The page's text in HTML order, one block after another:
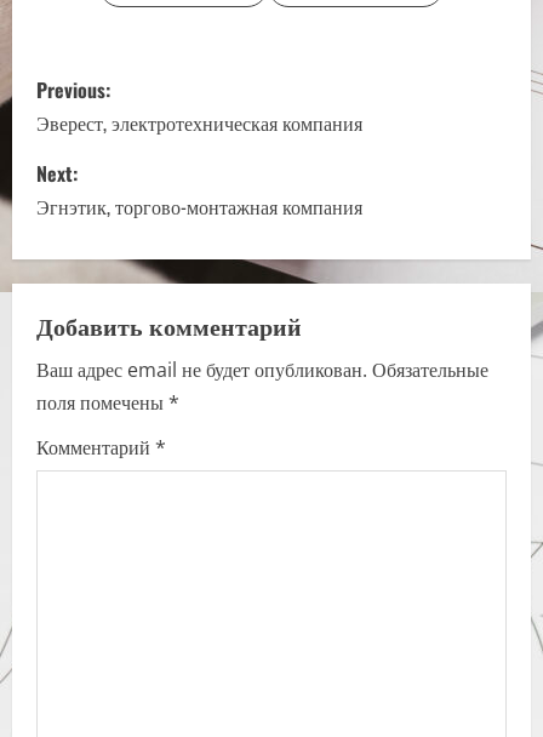
P
o
s
t
n
a
v
i
g
Previous:
Эверест, электротехническая компания
Next:
Эгнэтик, торгово-монтажная компания
Добавить комментарий
Ваш адрес email не будет опубликован. Обязательные
поля помечены*
Комментарий *